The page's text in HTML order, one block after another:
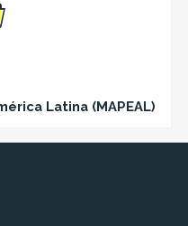
Latina (MAPEAL)